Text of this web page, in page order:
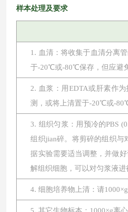
样本处理及要求
1. 血清：将收集于血清分离
于-20℃或-80℃保存，但应避
2. 血浆：用EDTA或肝素作
测，或将上清置于-20℃或-
3. 组织匀浆：用预冷的PBS
组织jian碎。将剪碎的组织与
据实验需要适当调整，并做
解组织细胞，可以对匀浆液
4. 细胞培养物上清：请